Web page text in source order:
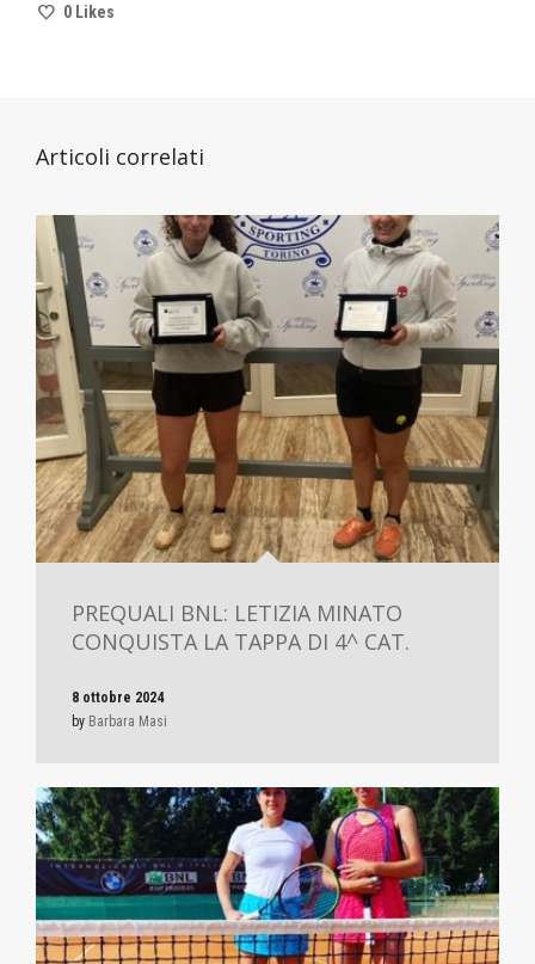
0 Likes
Articoli correlati
PREQUALI BNL: LETIZIA MINATO
CONQUISTA LA TAPPA DI 4^ CAT.
8 ottobre 2024
by Barbara Masi